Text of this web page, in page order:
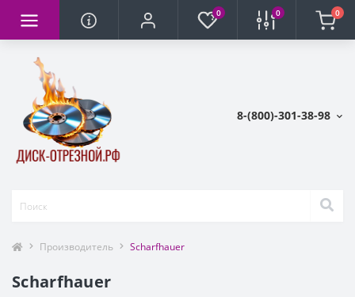
0 0 0
8-(800)-301-38-98
Производитель Scharfhauer
Scharfhauer